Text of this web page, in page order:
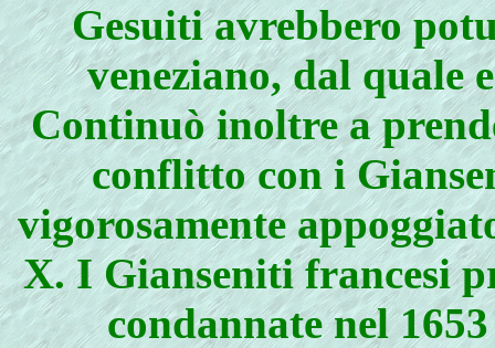
Gesuiti avrebbero
veneziano, dal quale
Continuò inoltre a
conflitto con i
vigorosamente
X. I Gianseniti francesi
condannate nel